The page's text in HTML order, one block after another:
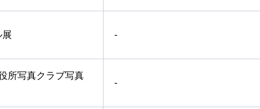
展 -
所写真クラブ写真
-